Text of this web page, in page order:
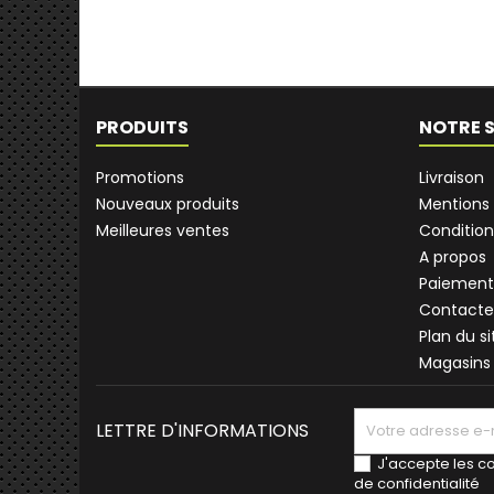
PRODUITS
Promotions
Nouveaux produits
Meilleures ventes
NOTRE
Livraison
Mentions
A propos
Plan du
Magasins
LETTRE D'INFORMATIONS
J'accepte les
de confidentialité